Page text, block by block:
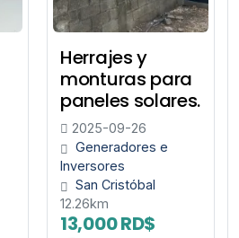
Herrajes y
monturas para
paneles solares.
2025-09-26
Generadores e
Inversores
San Cristóbal
12.26km
13,000 RD$